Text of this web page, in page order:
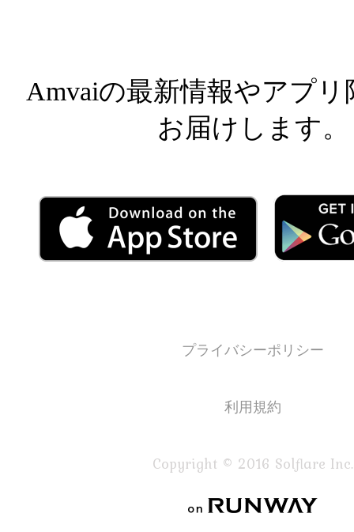
Amvaiの最新情報やアプリ
お届けします。
プライバシーポリシー
利用規約
Copyright © 2016 Solflare Inc.